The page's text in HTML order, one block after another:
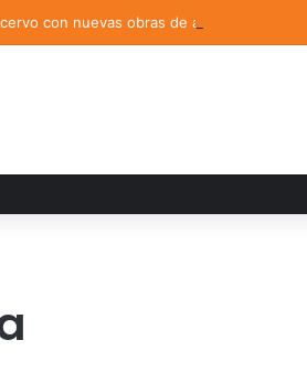
con nuevas obras de artistas